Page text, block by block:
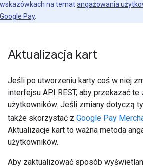
wskazówkach na tematangażowania
Google Pay.
Aktualizacja kart
Jeśli po utworzeniu karty coś w niej
interfejsu API REST, aby przekazać te
użytkowników. Jeśli zmiany dotyczą
także skorzystać z Google Pay
Aktualizacje kart to ważna metoda
użytkowników.
Aby zaktualizować sposób